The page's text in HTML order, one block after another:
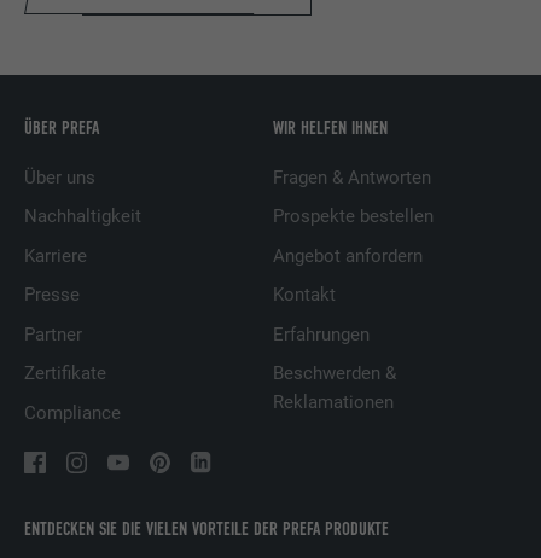
ENTDECKEN SIE DIE VIELEN VORTEILE DER PREFA PRODUKTE
ÜBER PREFA
Über uns
Nachhaltigkeit
Karriere
Presse
Partner
Zertifikate
Compliance
WIR HELFEN IHNEN
Fragen & Antworten
Prospekte bestellen
Angebot anfordern
Kontakt
Erfahrungen
Beschwerden &
Reklamationen